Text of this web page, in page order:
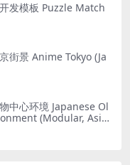
发模板 Puzzle Match
街景 Anime Tokyo (Ja
中心环境 Japanese Ol
(Modular, Asia